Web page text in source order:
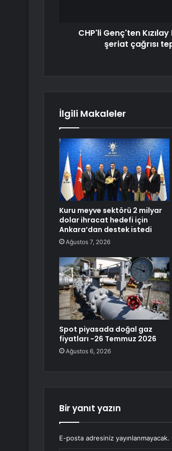
CHP'li Genç'ten
şeriat çağrısı
İlgili Makaleler
Kuru meyve sektörü 2 milyar
dolar ihracat hedefi için
Ankara’dan destek istedi
Ağustos 7, 2026
Spot piyasada doğal gaz
fiyatları -26 Temmuz 2026
Ağustos 6, 2026
Bir yanıt yazın
E-posta adresiniz yayınlanmayacak.